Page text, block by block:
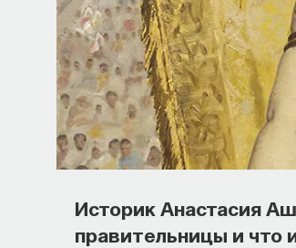
Историк Анастасия
правительницы и что